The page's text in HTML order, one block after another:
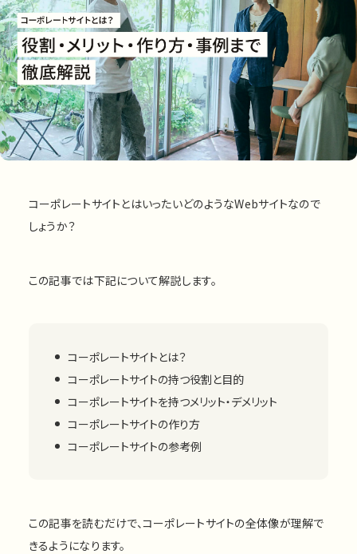
スカイベイビーズのこと
私たちについて
運営会社
プライバシーポリシー
お問い合わせ
お問い合わせ
資料ダウンロード
コーポレートサイトとはいったいどのようなWebサイトなので
しょうか？
この記事では下記について解説します。
コーポレートサイトとは？
コーポレートサイトの持つ役割と目的
コーポレートサイトを持つメリット・デメリット
コーポレートサイトの作り方
コーポレートサイトの参考例
この記事を読むだけで、コーポレートサイトの全体像が理解で
きるようになります。